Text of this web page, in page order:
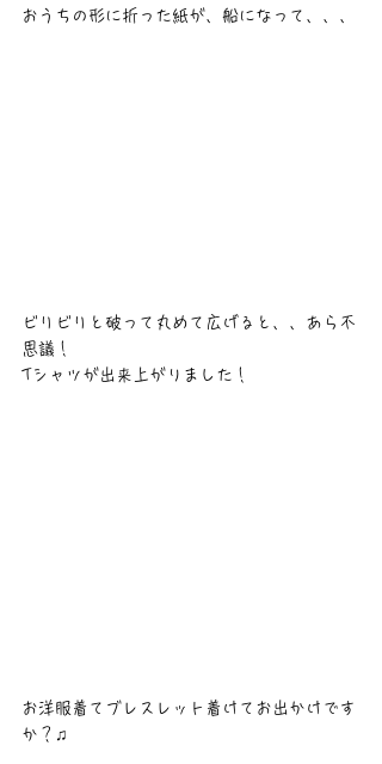
おうちの形に折った紙が、船になって、、、
ビリビリと破って丸めて広げると、、あら不
思議！
Tシャツが出来上がりました！
お洋服着てブレスレット着けてお出かけです
か？♫